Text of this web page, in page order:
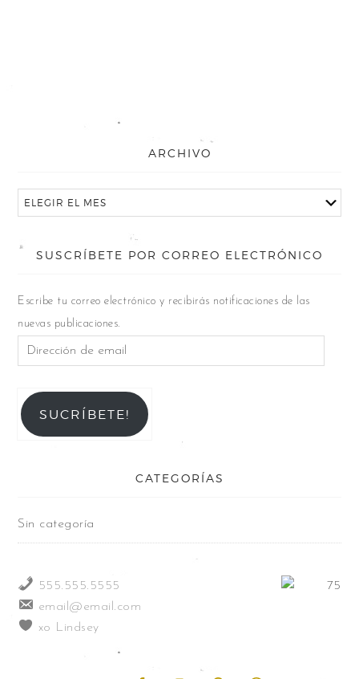
ARCHIVO
SUSCRÍBETE POR CORREO ELECTRÓNICO
Escribe tu correo electrónico y recibirás notificaciones de las
nuevas publicaciones.
SUCRÍBETE!
CATEGORÍAS
Sin categoría
555.555.5555
email@email.com
xo Lindsey